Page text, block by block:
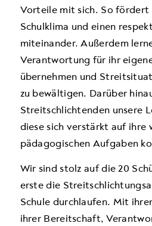
Vorteile mit sich. So fördert
Schulklima und einen
miteinander. Außerdem
Verantwortung für ihr
übernehmen und
zu bewältigen. Darüber
Streitschlichtenden unsere
diese sich verstärkt auf ihre
pädagogischen Aufgaben
Wir sind stolz auf die 20
erste die
Schule durchlaufen. Mit
ihrer Bereitschaft,